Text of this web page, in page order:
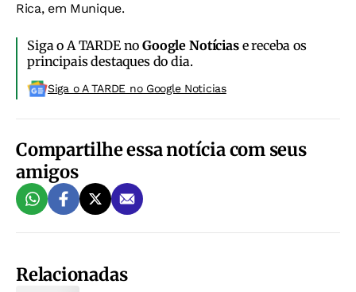
Rica, em Munique.
Siga o A TARDE noGoogle Notíciase receba os
principais destaques do dia.
Siga o A TARDE no Google Noticias
Compartilhe essa notícia com seus
amigos
Relacionadas